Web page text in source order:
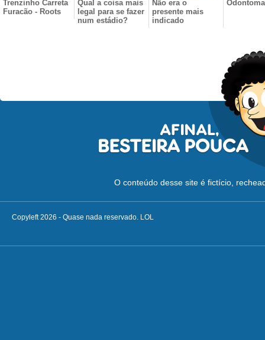
Trenzinho Carreta
Furacão - Roots
Qual a coisa mais
legal para se fazer
num estádio?
Não era o
presente mais
indicado
O conteúdo desse site é fictício,
Copyleft 2026 - Quase nada reservado. LOL